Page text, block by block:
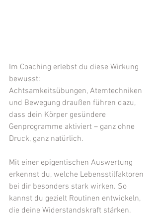
Im Coaching erlebst du diese Wirkung
bewusst:
Achtsamkeitsübungen, Atemtechniken
und Bewegung draußen führen dazu,
dass dein Körper gesündere
Genprogramme aktiviert – ganz ohne
Druck, ganz natürlich.
Mit einer epigentischen Auswertung
erkennst du, welche Lebensstilfaktoren
bei dir besonders stark wirken. So
kannst du gezielt Routinen entwickeln,
die deine Widerstandskraft stärken.